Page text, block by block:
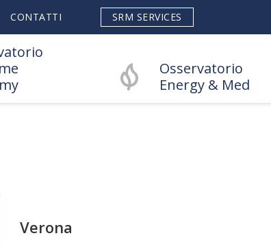
CONTATTI SRM SERVICES
Osservatorio
Energy & Med
Verona